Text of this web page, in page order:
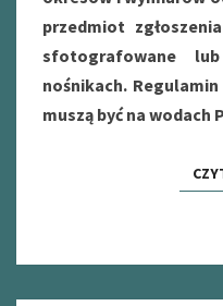
przedmiot
sfotografowane
nośnikach.
muszą być na wodach